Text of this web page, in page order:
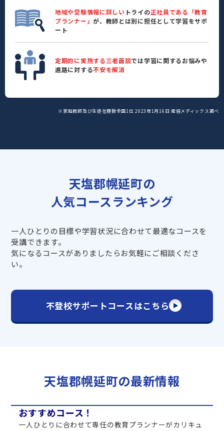
地域や受験情報に詳しい トライの正社員である「教育
プランナー」が、教師とは別に担任として学習をサポ
ート
定期的に実施する三者面談では学習に関するお悩みや
進路に対する不安を解消
※家庭教師及び生徒在籍数全国1位 2023年1月16日 産經メディックス調べ
天塩郡幌延町の
人気コースランキング
一人ひとりの目標や学習状況に合わせて最適なコースを
受講できます。
気になるコースがありましたらお気軽にご相談くださ
い。
不登校サポートコースはこちら
天塩郡幌延町の最新情報
おすすめコース！
一人ひとりに合わせて専任の教育プランナーがカリキュ